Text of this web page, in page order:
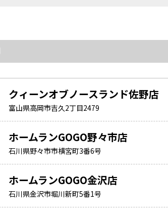
クィーンオブノースランド佐野店
富山県高岡市吉久2丁目2479
ホームランGOGO野々市店
石川県野々市市横宮町3番6号
ホームランGOGO金沢店
石川県金沢市堀川新町5番1号